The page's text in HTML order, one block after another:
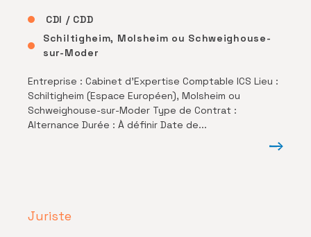
CDI / CDD
Schiltigheim, Molsheim ou Schweighouse-
sur-Moder
Entreprise : Cabinet d’Expertise Comptable ICS Lieu :
Schiltigheim (Espace Européen), Molsheim ou
Schweighouse-sur-Moder Type de Contrat :
Alternance Durée : À définir Date de...
Juriste